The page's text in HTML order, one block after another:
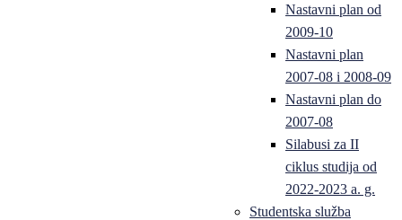
Nastavni plan od
2009-10
Nastavni plan
2007-08 i 2008-09
Nastavni plan do
2007-08
Silabusi za II
ciklus studija od
2022-2023 a. g.
Studentska služba